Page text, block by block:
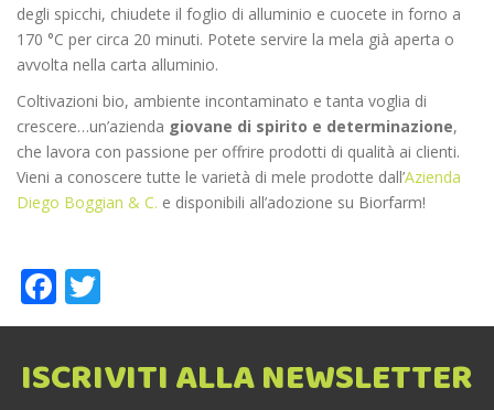
degli spicchi, chiudete il foglio di alluminio e cuocete in forno a
170 °C per circa 20 minuti. Potete servire la mela già aperta o
avvolta nella carta alluminio.
Coltivazioni bio, ambiente incontaminato e tanta voglia di
crescere…un’azienda giovane di spirito e determinazione,
che lavora con passione per offrire prodotti di qualità ai clienti.
Vieni a conoscere tutte le varietà di mele prodotte dall’Azienda
Diego Boggian & C. e disponibili all’adozione su Biorfarm!
Facebook
ISCRIVITI ALLA NEWSLETTER